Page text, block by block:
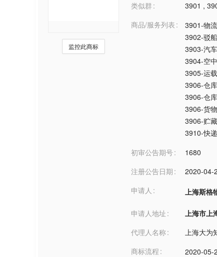
监控此商标
类似群
3901 ,
商品/服务列表
3901-物
3902-驳
3903-汽
3904-空
3905-运
3906-仓
3906-仓
3906-货
3906-贮藏
3910-快
初审公告期号
1680
注册公告日期
2020-04-
申请人
上海斯格
申请人地址
上海市上
代理人名称
上海大为
商标流程
2020-05-